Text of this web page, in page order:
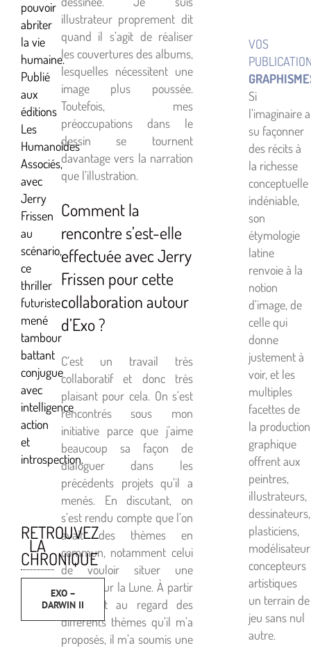
pouvoir
abriter
la vie
humaine.
Publié
aux
éditions
Les
Humanoïdes
Associés,
avec
Jerry
Frissen
au
scénario,
ce
thriller
futuriste
mené
tambour
battant
conjugue
avec
intelligence
action
et
introspection.
RETROUVEZ
LA
CHRONIQUE
EXO –
DARWIN II
illustrateur proprement dit
quand il s’agit de réaliser
les couvertures des albums,
lesquelles nécessitent une
image plus poussée.
Toutefois, mes
préoccupations dans le
dessin se tournent
davantage vers la narration
que l’illustration.
Comment la
rencontre s’est-elle
effectuée avec Jerry
Frissen pour cette
collaboration autour
d’Exo ?
C’est un travail très
collaboratif et donc très
plaisant pour cela. On s’est
rencontrés sous mon
initiative parce que j’aime
beaucoup sa façon de
dialoguer dans les
précédents projets qu’il a
menés. En discutant, on
s’est rendu compte que l’on
avait des thèmes en
commun, notamment celui
de vouloir situer une
histoire sur la Lune. À partir
de là et au regard des
différents thèmes qu’il m’a
proposés, il m’a soumis une
VOS
Si
l’imaginaire a
su façonner
des récits à
la richesse
conceptuelle
indéniable,
son
étymologie
latine
renvoie à la
notion
d’image, de
celle qui
donne
justement à
voir, et les
multiples
facettes de
la production
graphique
offrent aux
peintres,
illustrateurs,
dessinateurs,
plasticiens,
concepteurs
artistiques
un terrain de
jeu sans nul
autre.